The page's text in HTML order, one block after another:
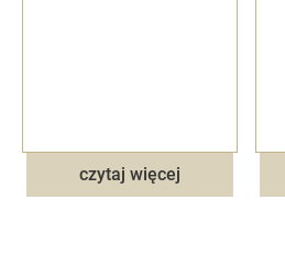
czytaj więcej